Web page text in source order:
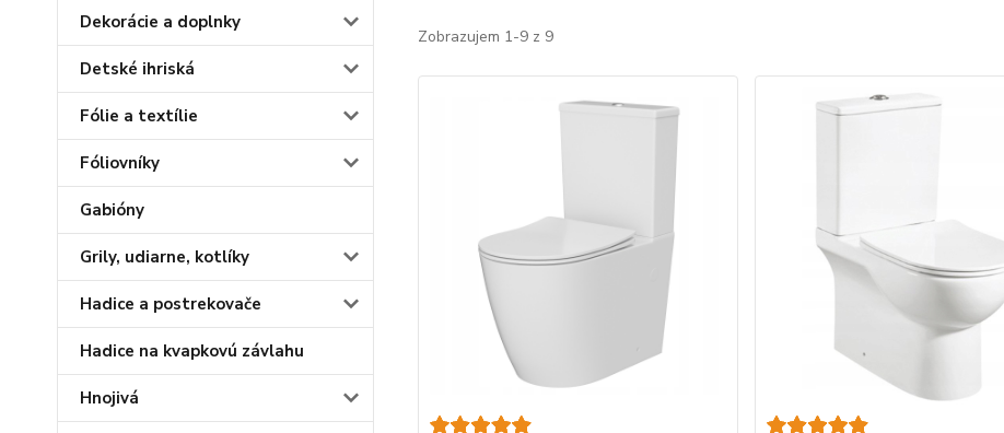
Dekorácie a doplnky
Detské ihriská
Fólie a textílie
Fóliovníky
Gabióny
Grily, udiarne, kotlíky
Hadice a postrekovače
Hadice na kvapkovú závlahu
Hnojivá
Zobrazujem 1-9 z 9